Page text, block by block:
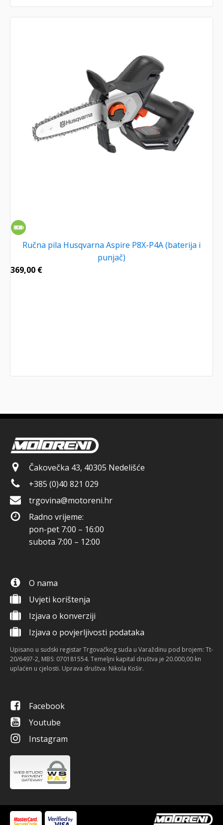
Ručna pila Husqvarna Aspire P8X-P4A (baterija i
punjač)
369,00 €
Čakovečka 43, 40305 Nedelišće
+385 (0)40 821 029
trgovina@motoreni.hr
Radno vrijeme:
pon-pet 7:00 – 16:00
subota 7:00 – 12:00
O nama
Uvjeti korištenja
Izjava o konverziji
Izjava o povjerljivosti podataka
Upisano u sudski registar Trgovačkog suda u Varaždinu pod brojem: Tt-
20/6497-2, MBS: 070181554. Temeljni kapital društva je 20.000,00 kn
uplaćen u cjelosti. Uprava društva: Nikola Košir.
Facebook
Youtube
Instagram